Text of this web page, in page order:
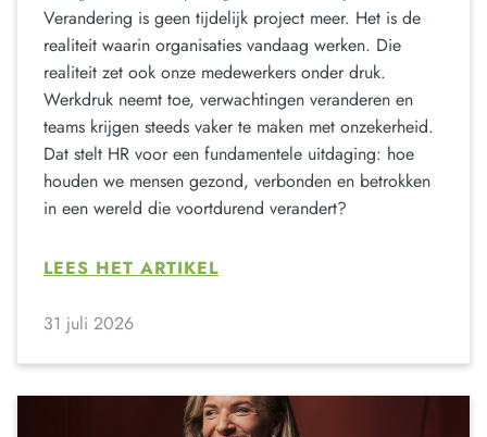
Verandering is geen tijdelijk project meer. Het is de
realiteit waarin organisaties vandaag werken. Die
realiteit zet ook onze medewerkers onder druk.
Werkdruk neemt toe, verwachtingen veranderen en
teams krijgen steeds vaker te maken met onzekerheid.
Dat stelt HR voor een fundamentele uitdaging: hoe
houden we mensen gezond, verbonden en betrokken
in een wereld die voortdurend verandert?
LEES HET ARTIKEL
31 juli 2026